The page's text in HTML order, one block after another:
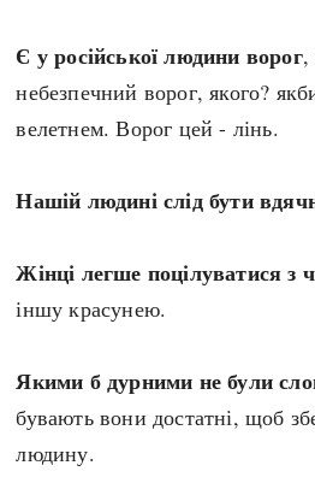
Є у російської людини ворог,
небезпечний ворог, якого?
велетнем. Ворог цей - лінь.
Нашій людині слід бути
Жінці легше поцілуватися з
іншу красунею.
Якими б дурними не були
бувають вони достатні, щоб
людину.